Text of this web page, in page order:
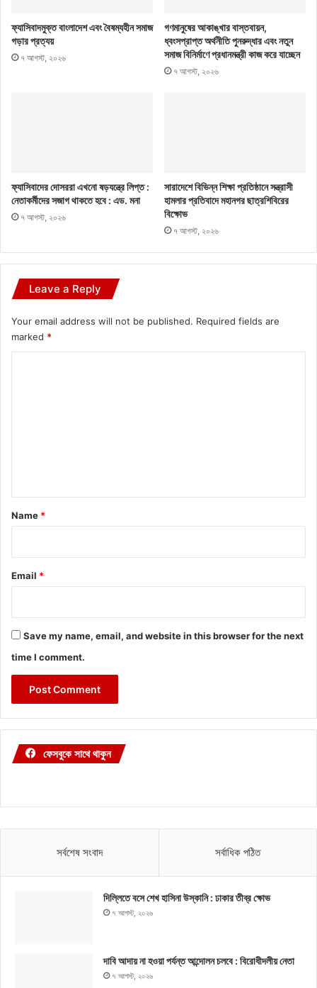
ফ্যাসিবাদমুক্ত বাংলাদেশ এবং বৈষম্যহীন সমাজ
গড়ার প্রত্যয়
৭ আগস্ট, ২০২৬
গণমানুষের আকাঙ্খার বাস্তবায়ন,
ধ্বংসপ্রাপ্ত অর্থনীতি পুনরুদ্ধার এবং নতুন
সমাজ বিনির্মাণে প্রধানমন্ত্রী কাজ করে যাচ্ছেন
৭ আগস্ট, ২০২৬
ফ্যাসিবাদের দোসররা এখনো ষড়যন্ত্রে লিপ্ত :
নেতাকর্মীদের সজাগ থাকতে হবে : এড. মনা
৭ আগস্ট, ২০২৬
সারাদেশে বিভিন্ন শিক্ষা প্রতিষ্ঠানে সন্ত্রাসী
হামলার প্রতিবাদে মহানগর ছাত্রশিবিরের
বিক্ষোভ
৭ আগস্ট, ২০২৬
Leave a Reply
Your email address will not be published. Required fields are
marked *
*
Name *
Email *
Save my name, email, and website in this browser for the next
time I comment.
ফেসবুকে সাথে থাকুন
সর্বশেষ সংবাদ সর্বাধিক পঠিত
দিল্লিতে বসে শেখ হাসিনা উস্কানি : ঢাকার তীব্র ক্ষোভ
৭ আগস্ট, ২০২৬
দাবি আদায় না হওয়া পর্যন্ত আন্দোলন চলবে : বিরোধীদলীয় নেতা
৭ আগস্ট, ২০২৬